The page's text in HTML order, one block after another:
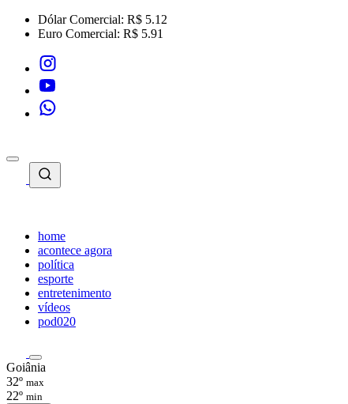
Dólar Comercial: R$ 5.12
Euro Comercial: R$ 5.91
home
acontece agora
política
esporte
entretenimento
vídeos
pod020
Goiânia
32º max
22º min